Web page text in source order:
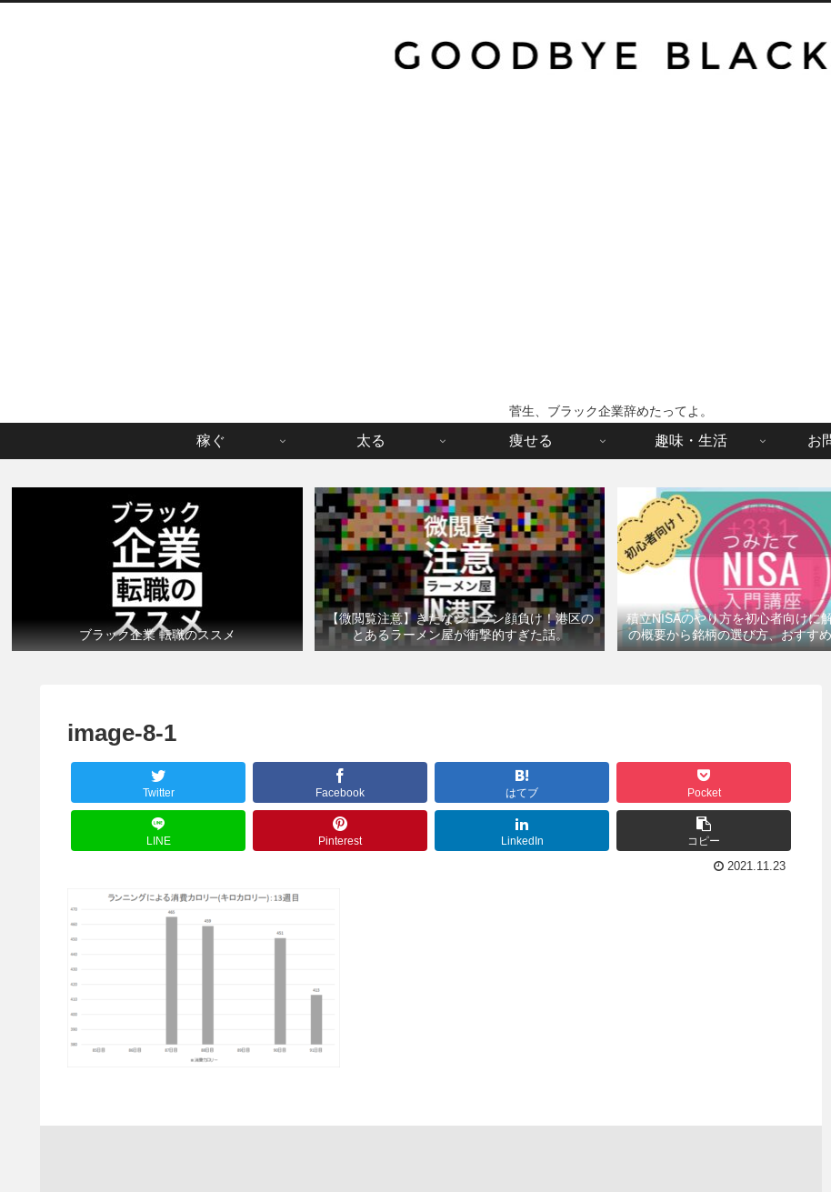
菅生、ブラック企業辞めたってよ。
稼ぐ 太る 痩せる 趣味・生活 お
ブラック企業 転職のススメ
【微閲覧注意】きたなシュラン顔負け！港区の
とあるラーメン屋が衝撃的すぎた話。
積立NISAのやり方を初心者向けに
の概要から銘柄の選び方、おすす
image-8-1
Twitter Facebook はてブ Pocket
LINE Pinterest LinkedIn コピー
2021.11.23